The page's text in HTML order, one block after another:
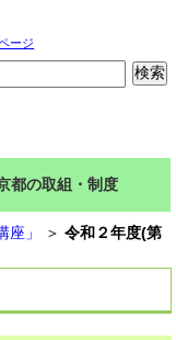
ージ
都の取組・制度
座」 ＞ 令和２年度(第